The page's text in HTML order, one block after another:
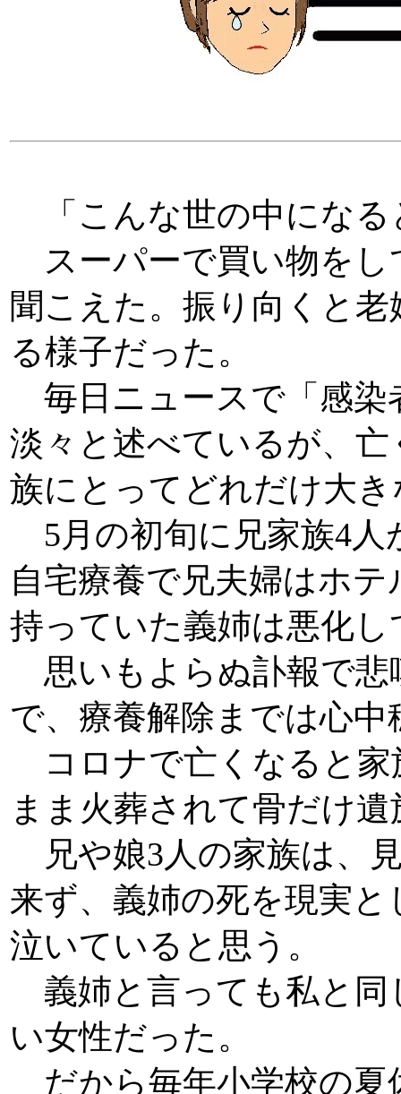
「こんな世の中になる
スーパーで買い物をし
聞こえた。振り向くと
る様子だった。
毎日ニュースで「感染
淡々と述べているが、
族にとってどれだけ大
5月の初旬に兄家族4人
自宅療養で兄夫婦はホ
持っていた義姉は悪化し
思いもよらぬ訃報で悲
で、療養解除までは心
コロナで亡くなると家
まま火葬されて骨だけ
兄や娘3人の家族は、
来ず、義姉の死を現実
泣いていると思う。
義姉と言っても私と同
い女性だった。
だから毎年小学校の夏